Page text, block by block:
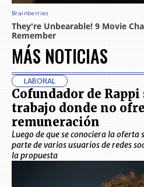
MÁS NOTICIAS
LABORAL
Cofundador de Rappi
trabajo donde no
remuneración
Luego de que se conociera la oferta
parte de varios usuarios de redes
la propuesta